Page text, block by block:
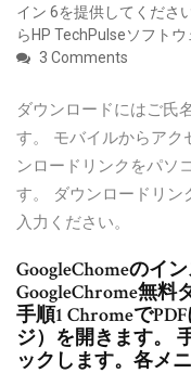
イン 6を提供してくださ
らHP TechPulseソフト
3 Comments
ダウンロードにはご氏
す。 モバイルからアク
ンロードリンクをパソ
す。 ダウンロードリン
入力ください。
GoogleChomeのイ
GoogleChrome無料
手順1 Chromeで
ジ）を開きます。
ックします。各メ